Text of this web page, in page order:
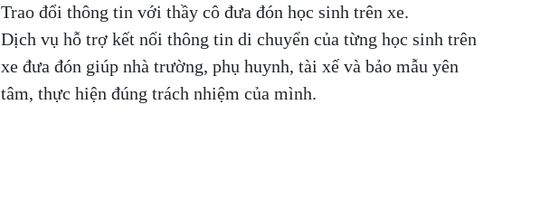
Trao đổi thông tin với thầy cô đưa đón học sinh trên xe.
Dịch vụ hỗ trợ kết nối thông tin di chuyển của từng học sinh trên
xe đưa đón giúp nhà trường, phụ huynh, tài xế và bảo mẫu yên
tâm, thực hiện đúng trách nhiệm của mình.